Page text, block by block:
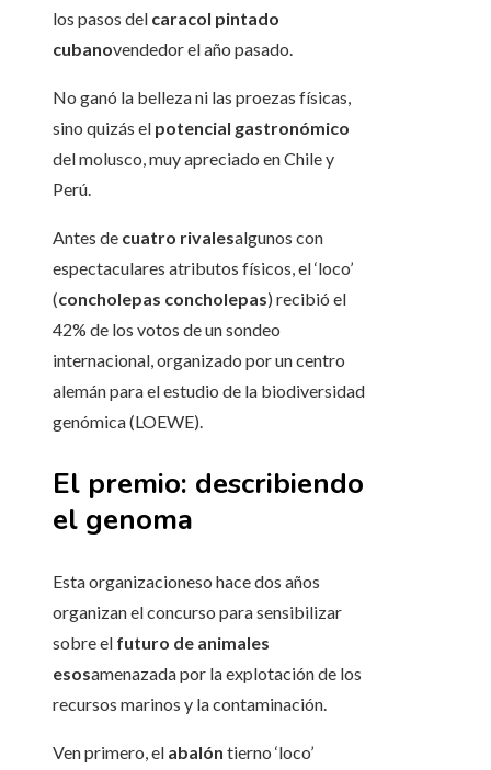
los pasos del caracol pintado
cubanovendedor el año pasado.
No ganó la belleza ni las proezas físicas,
sino quizás el potencial gastronómico
del molusco, muy apreciado en Chile y
Perú.
Antes de cuatro rivalesalgunos con
espectaculares atributos físicos, el ‘loco’
(concholepas concholepas) recibió el
42% de los votos de un sondeo
internacional, organizado por un centro
alemán para el estudio de la biodiversidad
genómica (LOEWE).
El premio: describiendo
el genoma
Esta organizacioneso hace dos años
organizan el concurso para sensibilizar
sobre el futuro de animales
esosamenazada por la explotación de los
recursos marinos y la contaminación.
Ven primero, el abalón tierno ‘loco’